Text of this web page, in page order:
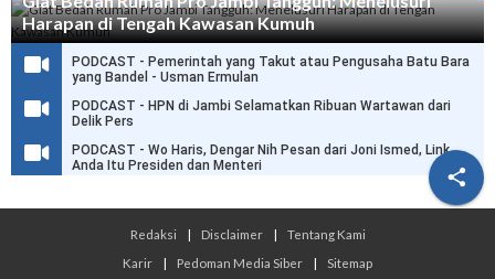

Harapan di Tengah Kawasan Kumuh
PODCAST - Pemerintah yang Takut atau Pengusaha Batu Bara
yang Bandel - Usman Ermulan
PODCAST - HPN di Jambi Selamatkan Ribuan Wartawan dari
Delik Pers
PODCAST - Wo Haris, Dengar Nih Pesan dari Joni Ismed, Link
Anda Itu Presiden dan Menteri
Redaksi | Disclaimer |
Tentang Kami
Karir
| Pedoman Media Siber | Sitemap